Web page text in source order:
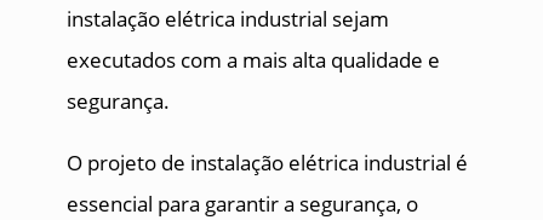
instalação elétrica industrial sejam
executados com a mais alta qualidade e
segurança.
O projeto de instalação elétrica industrial é
essencial para garantir a segurança, o